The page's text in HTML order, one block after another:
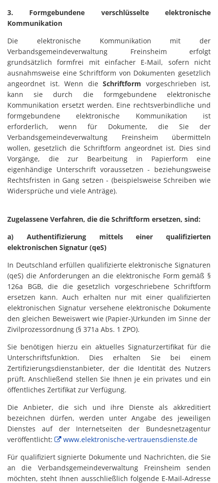
3. Formgebundene verschlüsselte elektronische
Kommunikation
Die elektronische Kommunikation mit der
Verbandsgemeindeverwaltung Freinsheim erfolgt
grundsätzlich formfrei mit einfacher E-Mail, sofern nicht
ausnahmsweise eine Schriftform von Dokumenten gesetzlich
angeordnet ist. Wenn die Schriftform vorgeschrieben ist,
kann sie durch die formgebundene elektronische
Kommunikation ersetzt werden. Eine rechtsverbindliche und
formgebundene elektronische Kommunikation ist
erforderlich, wenn für Dokumente, die Sie der
Verbandsgemeindeverwaltung Freinsheim übermitteln
wollen, gesetzlich die Schriftform angeordnet ist. Dies sind
Vorgänge, die zur Bearbeitung in Papierform eine
eigenhändige Unterschrift voraussetzen - beziehungsweise
Rechtsfristen in Gang setzen - (beispielsweise Schreiben wie
Widersprüche und viele Anträge).
Zugelassene Verfahren, die die Schriftform ersetzen, sind:
a) Authentifizierung mittels einer qualifizierten
elektronischen Signatur (qeS)
In Deutschland erfüllen qualifizierte elektronische Signaturen
(qeS) die Anforderungen an die elektronische Form gemäß §
126a BGB, die die gesetzlich vorgeschriebene Schriftform
ersetzen kann. Auch erhalten nur mit einer qualifizierten
elektronischen Signatur versehene elektronische Dokumente
den gleichen Beweiswert wie (Papier-)Urkunden im Sinne der
Zivilprozessordnung (§ 371a Abs. 1 ZPO).
Sie benötigen hierzu ein aktuelles Signaturzertifikat für die
Unterschriftsfunktion. Dies erhalten Sie bei einem
Zertifizierungsdienstanbieter, der die Identität des Nutzers
prüft. Anschließend stellen Sie Ihnen je ein privates und ein
öffentliches Zertifikat zur Verfügung.
Die Anbieter, die sich und ihre Dienste als akkreditiert
bezeichnen dürfen, werden unter Angabe des jeweiligen
Dienstes auf der Internetseiten der Bundesnetzagentur
veröffentlicht:
www.elektronische-vertrauensdienste.de
Für qualifiziert signierte Dokumente und Nachrichten, die Sie
an die Verbandsgemeindeverwaltung Freinsheim senden
möchten, steht Ihnen ausschließlich folgende E-Mail-Adresse